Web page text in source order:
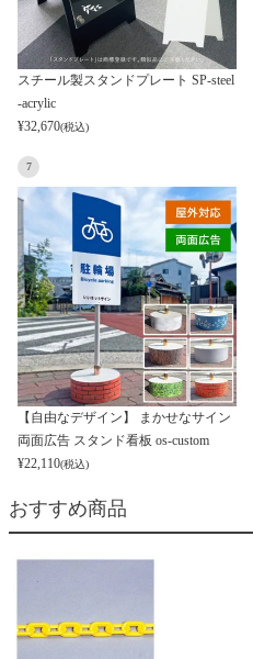
スチール製スタンドプレート SP-steel
-acrylic
¥32,670(税込)
7
【自由なデザイン】 まかせなサイン
両面広告 スタンド看板 os-custom
¥22,110(税込)
おすすめ商品